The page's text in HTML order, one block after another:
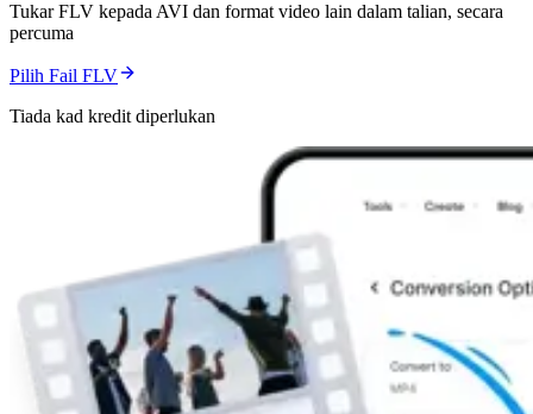
Tukar FLV kepada AVI dan format video lain dalam talian, secara
percuma
Pilih Fail FLV
Tiada kad kredit diperlukan